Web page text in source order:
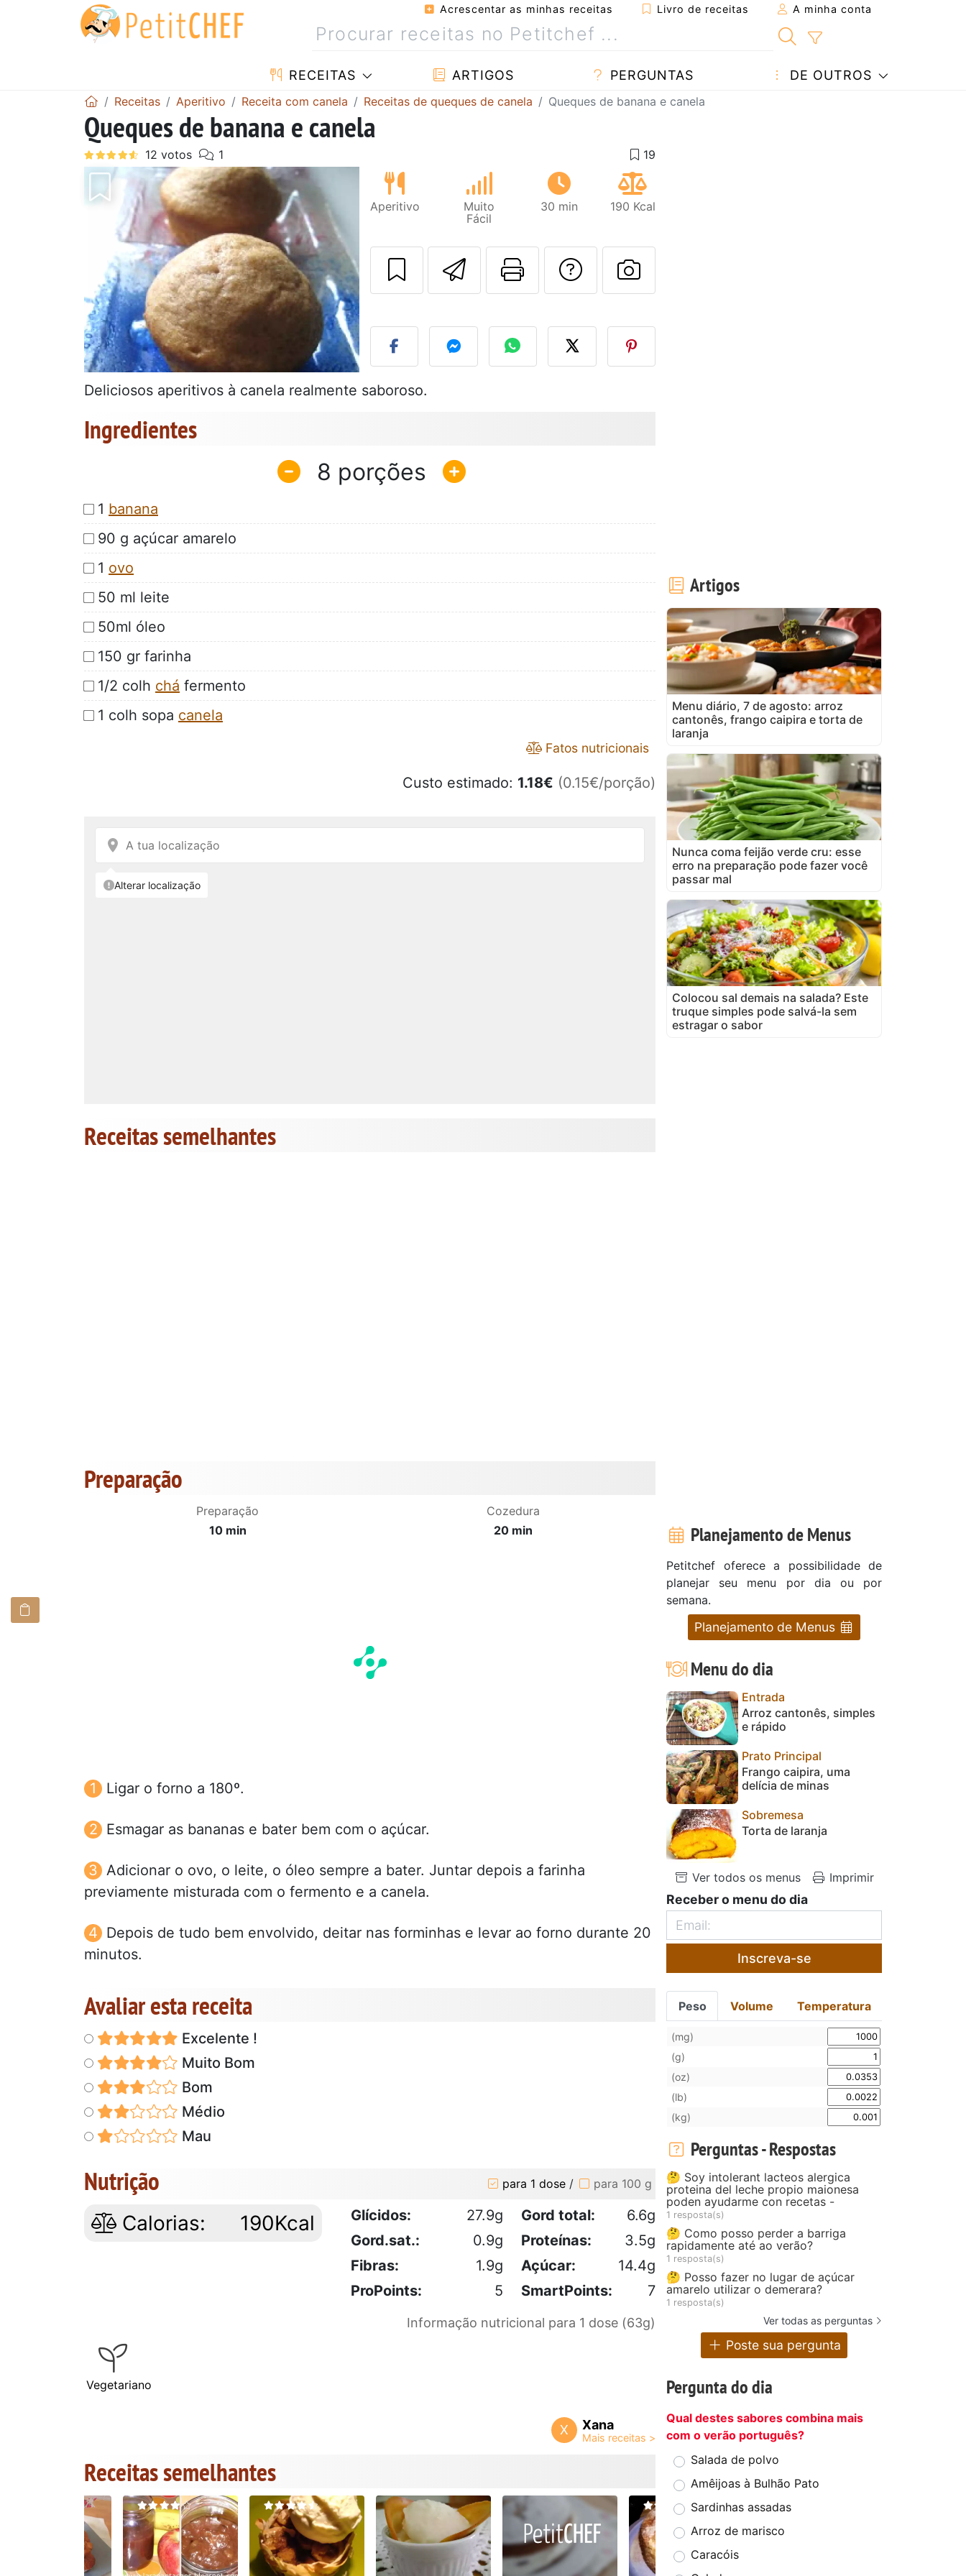
Acrescentar as minhas receitas Livro de receitas A minha conta
RECEITAS ARTIGOS PERGUNTAS DE OUTROS
Receitas Aperitivo Receita com canela Receitas de queques de canela Queques de banana e canela
Queques de banana e canela
Aperitivo
Muito
Fácil
30 min 190 Kcal
Enviar esta receita a um amigo
Imprima esta página
Falar com o autor da receita
Fez esta receita? Compartilhe
Deliciosos aperitivos à canela realmente saboroso.
Ingredientes
8
1 banana
90 g açúcar amarelo
1 ovo
50 ml leite
50ml óleo
150 gr farinha
1/2 colh chá fermento
1 colh sopa canela
Fatos nutricionais
Custo estimado: 1.18€ (0.15€/porção)
Receitas semelhantes
Preparação
Preparação
10 min
Cozedura
20 min
Ligar o forno a 180º.
Esmagar as bananas e bater bem com o açúcar.
Adicionar o ovo, o leite, o óleo sempre a bater. Juntar depois a farinha
previamente misturada com o fermento e a canela.
Depois de tudo bem envolvido, deitar nas forminhas e levar ao forno durante 20
minutos.
Avaliar esta receita
Excelente !
Muito Bom
Bom
Médio
Mau
Nutrição para 1 dose / para 100 g
Calorias: 190Kcal Glícidos: 27.9g Gord total:
6.6g
Gord.sat.:
0.9g Proteínas:
3.5g
Fibras:
1.9g Açúcar:
14.4g
ProPoints:
5 SmartPoints: 7
Informação nutricional para 1 dose (63g)
Vegetariano
X Xana
Receitas semelhantes
Artigos
Menu diário, 7 de agosto: arroz
cantonês, frango caipira e torta de
laranja
Nunca coma feijão verde cru: esse
erro na preparação pode fazer você
passar mal
Colocou sal demais na salada? Este
truque simples pode salvá-la sem
estragar o sabor
Planejamento de Menus
Petitchef oferece a possibilidade de
planejar seu menu por dia ou por
semana.
Planejamento de Menus
Menu do dia
Entrada
Arroz cantonês, simples
e rápido
Prato Principal
Frango caipira, uma
delícia de minas
Sobremesa
Torta de laranja
Ver todos os menus Imprimir
Receber o menu do dia
Inscreva-se
Peso Volume Temperatura
(mg)
(g)
(oz)
(lb)
(kg)
Perguntas - Respostas
🤔 Soy intolerant lacteos alergica
proteina del leche propio maionesa
poden ayudarme con recetas -
1 resposta(s)
🤔 Como posso perder a barriga
rapidamente até ao verão?
1 resposta(s)
🤔 Posso fazer no lugar de açúcar
amarelo utilizar o demerara?
1 resposta(s)
Ver todas as perguntas
Poste sua pergunta
Pergunta do dia
Qual destes sabores combina mais
com o verão português?
Salada de polvo
Amêijoas à Bulhão Pato
Sardinhas assadas
Arroz de marisco
Caracóis